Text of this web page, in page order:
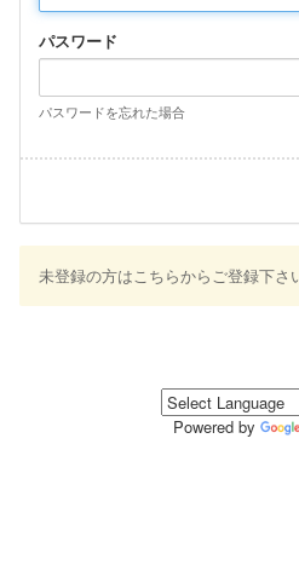
パスワード
パスワードを忘れた場合
未登録の方はこちらからご登録下さ
Powered by